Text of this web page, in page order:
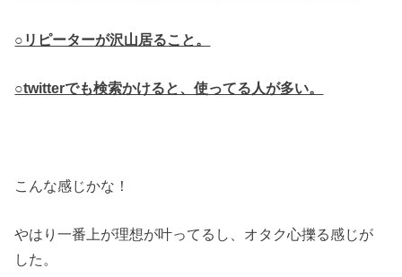
○リピーターが沢山居ること。
○twitterでも検索かけると、使ってる人が多い。
こんな感じかな！
やはり一番上が理想が叶ってるし、オタク心擽る感じが
した。